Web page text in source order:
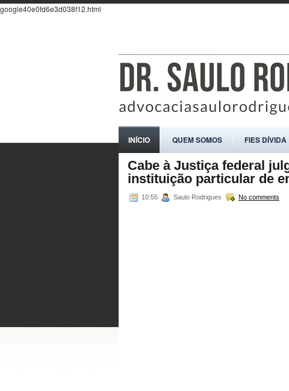
google40e0fd6e3d038f12.html
INÍCIO QUEM SOMOS FIES DÍVIDA
Cabe à Justiça federal
instituição particular de
10:55 Saulo Rodrigues No comments